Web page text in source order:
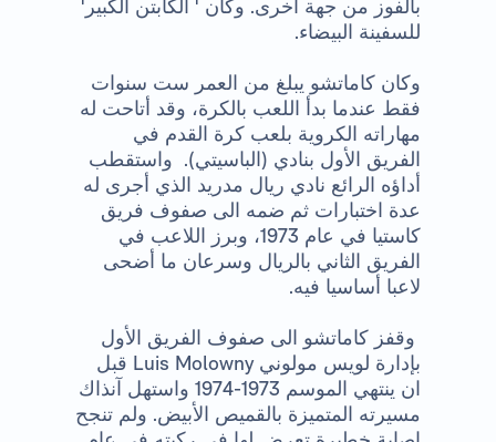
بالفوز من جهة أخرى. وكان ' الكابتن الكبير'
للسفينة البيضاء.
وكان كاماتشو يبلغ من العمر ست سنوات
فقط عندما بدأ اللعب بالكرة، وقد أتاحت له
مهاراته الكروية بلعب كرة القدم في
الفريق الأول بنادي (الباسيتي). واستقطب
أداؤه الرائع نادي ريال مدريد الذي أجرى له
عدة اختبارات ثم ضمه الى صفوف فريق
كاستيا في عام 1973، وبرز اللاعب في
الفريق الثاني بالريال وسرعان ما أضحى
لاعبا أساسيا فيه.
وقفز كاماتشو الى صفوف الفريق الأول
بإدارة لويس مولونيLuis Molownyقبل
ان ينتهي الموسم 1973-1974 واستهل آنذاك
مسيرته المتميزة بالقميص الأبيض. ولم تنجح